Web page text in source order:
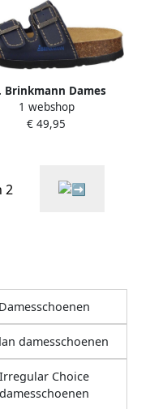
Brinkmann Dames
muiltjes Bonillo
1 webshop
€ 49,95
2
Damesschoenen
damesschoenen
Irregular Choice
damesschoenen